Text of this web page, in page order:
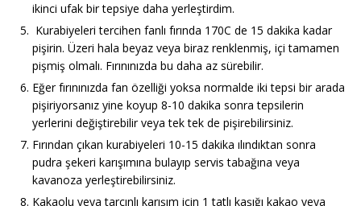
ikinci ufak bir tepsiye daha yerleştirdim.
Kurabiyeleri tercihen fanlı fırında 170C de 15 dakika kadar
pişirin. Üzeri hala beyaz veya biraz renklenmiş, içi tamamen
pişmiş olmalı. Fırınınızda bu daha az sürebilir.
Eğer fırınınızda fan özelliği yoksa normalde iki tepsi bir arada
pişiriyorsanız yine koyup 8-10 dakika sonra tepsilerin
yerlerini değiştirebilir veya tek tek de pişirebilirsiniz.
Fırından çıkan kurabiyeleri 10-15 dakika ılındıktan sonra
pudra şekeri karışımına bulayıp servis tabağına veya
kavanoza yerleştirebilirsiniz.
Kakaolu veya tarçınlı karışım için 1 tatlı kaşığı kakao veya